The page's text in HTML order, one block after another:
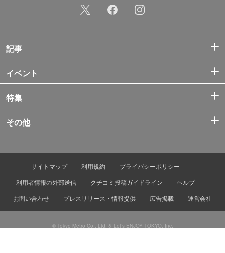
記事
イベント
特集
その他
サイトマップ 利用規約
プライバシーポリシー
利用者情報の外部送信
クチコミ投稿ガイドライン
ヘルプ
お問い合わせ
プレスリリース・情報提供 広告掲載 運営会社
© Tokyo Metro Co., Ltd. & Let’s ENJOY TOKYO, Inc.